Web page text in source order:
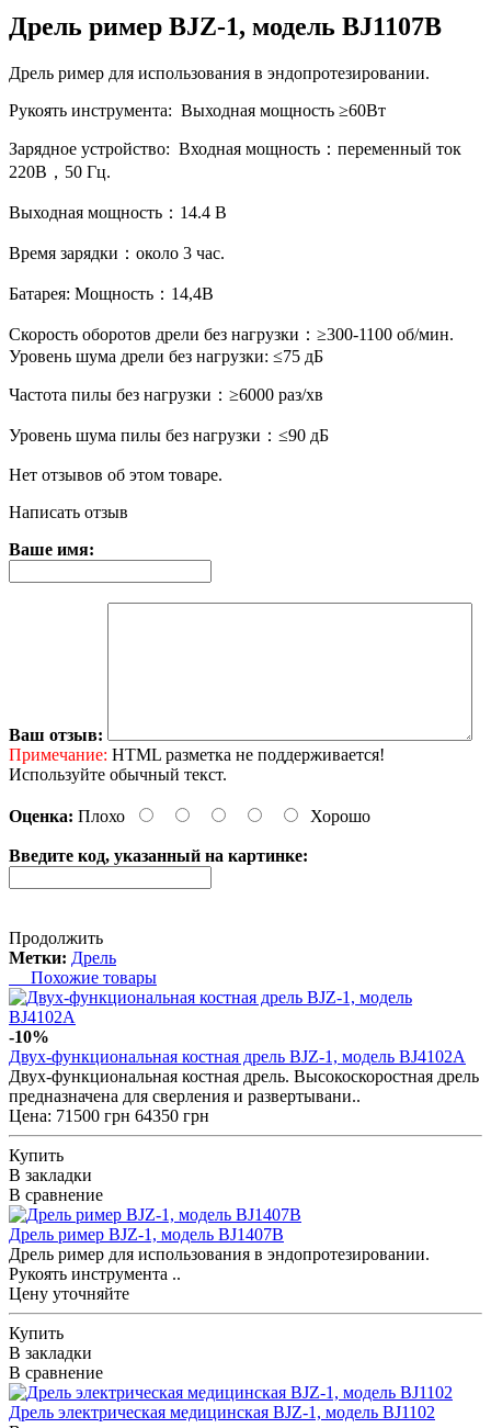
Дрель ример BJZ-1, модель BJ1107В
Дрель ример для использования в эндопротезировании.
Рукоять инструмента: Выходная мощность ≥60Вт
Зарядное устройство: Входная мощность：переменный ток
220В，50 Гц.
Выходная мощность：14.4 В
Время зарядки：около 3 час.
Батарея: Мощность：14,4В
Скорость оборотов дрели без нагрузки：≥300-1100 об/мин.
Уровень шума дрели без нагрузки: ≤75 дБ
Частота пилы без нагрузки：≥6000 раз/хв
Уровень шума пилы без нагрузки：≤90 дБ
Нет отзывов об этом товаре.
Написать отзыв
Ваше имя:
Ваш отзыв:
Примечание: HTML разметка не поддерживается!
Используйте обычный текст.
Оценка: Плохо Хорошо
Введите код, указанный на картинке:
Продолжить
Метки: Дрель
Похожие товары
-10%
Двух-функциональная костная дрель BJZ-1, модель BJ4102А
Двух-функциональная костная дрель. Высокоскоростная дрель
предназначена для сверления и развертывани..
Цена: 71500 грн 64350 грн
Купить
В закладки
В сравнение
Дрель ример BJZ-1, модель BJ1407В
Дрель ример для использования в эндопротезировании.
Рукоять инструмента ..
Цену уточняйте
Купить
В закладки
В сравнение
Дрель электрическая медицинская BJZ-1, модель BJ1102